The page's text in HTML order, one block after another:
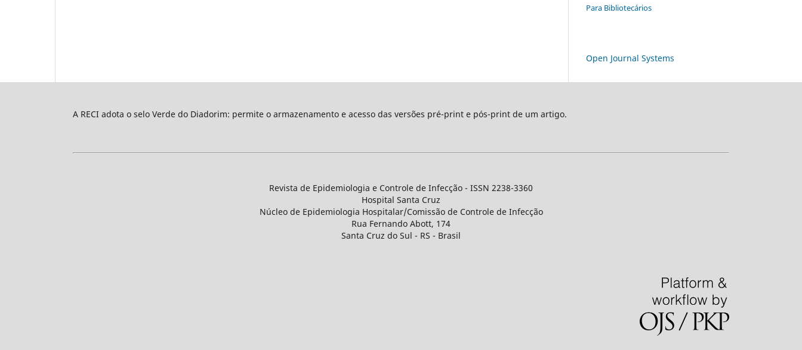
Para Bibliotecários
Open Journal Systems
A RECI adota o selo Verde do Diadorim: permite o armazenamento e acesso das versões pré-print e pós-print de um artigo.
Revista de Epidemiologia e Controle de Infecção - ISSN 2238-3360
Hospital Santa Cruz
Núcleo de Epidemiologia Hospitalar/Comissão de Controle de Infecção
Rua Fernando Abott, 174
Santa Cruz do Sul - RS - Brasil